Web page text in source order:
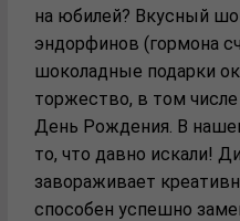
на юбилей? Вкусный
эндорфинов (гормона
шоколадные подарки
торжество, в том
День Рождения. В
то, что давно искали!
завораживает
способен успешно